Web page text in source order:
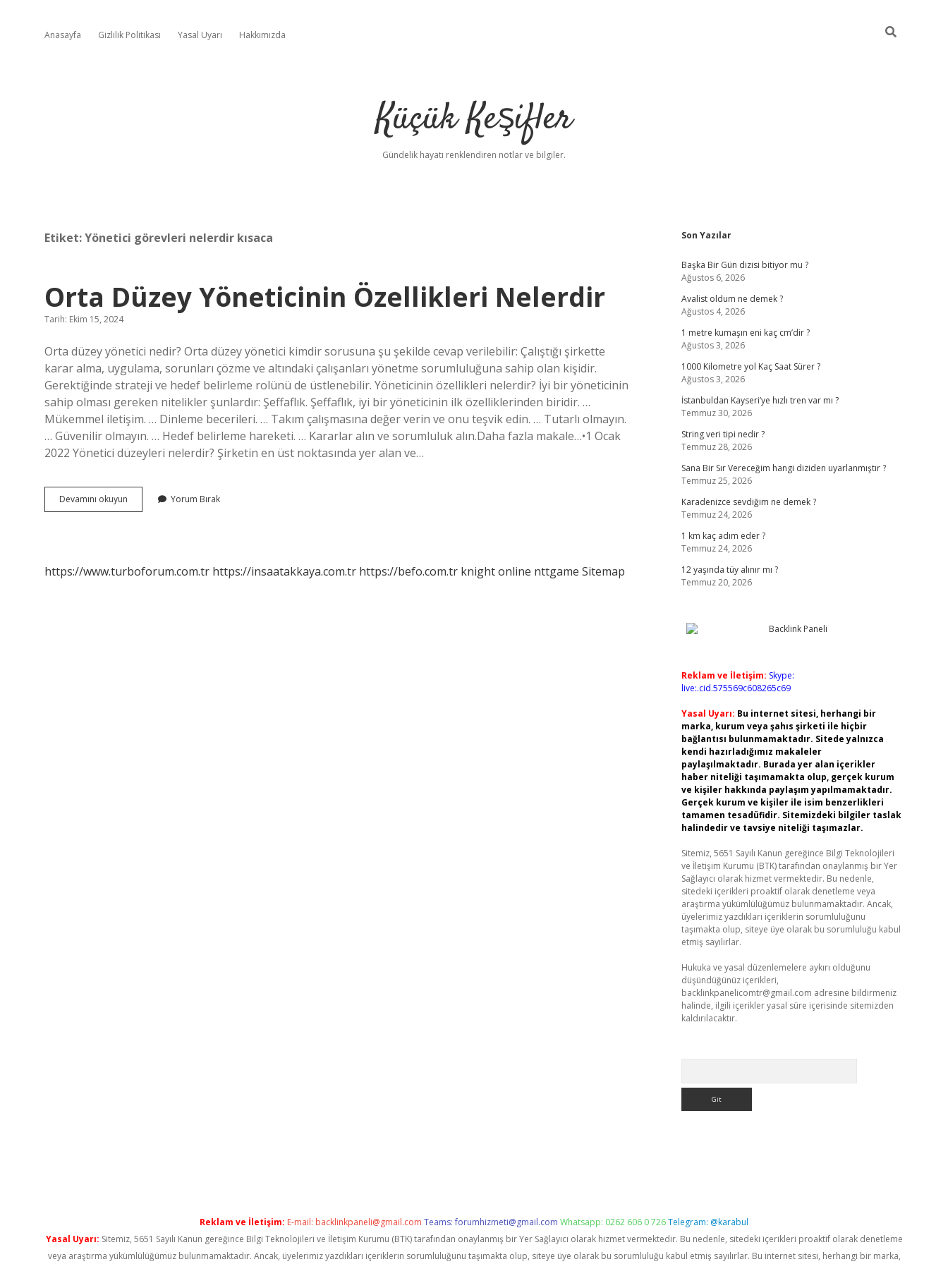
Anasayfa Gizlilik Politikası Yasal Uyarı Hakkımızda
Küçük Keşifler
Gündelik hayatı renklendiren notlar ve bilgiler.
Etiket:Yönetici görevleri nelerdir kısaca
Orta Düzey Yöneticinin Özellikleri Nelerdir
Tarih: Ekim 15, 2024
Orta düzey yönetici nedir? Orta düzey yönetici kimdir sorusuna şu şekilde cevap verilebilir: Çalıştığı şirkette
karar alma, uygulama, sorunları çözme ve altındaki çalışanları yönetme sorumluluğuna sahip olan kişidir.
Gerektiğinde strateji ve hedef belirleme rolünü de üstlenebilir. Yöneticinin özellikleri nelerdir? İyi bir yöneticinin
sahip olması gereken nitelikler şunlardır: Şeffaflık. Şeffaflık, iyi bir yöneticinin ilk özelliklerinden biridir. …
Mükemmel iletişim. … Dinleme becerileri. … Takım çalışmasına değer verin ve onu teşvik edin. … Tutarlı olmayın.
… Güvenilir olmayın. … Hedef belirleme hareketi. … Kararlar alın ve sorumluluk alın.Daha fazla makale…•1 Ocak
2022 Yönetici düzeyleri nelerdir? Şirketin en üst noktasında yer alan ve…
Devamını okuyun
Düzey
Yorum Bırak
https://www.turboforum.com.tr https://insaatakkaya.com.tr https://befo.com.tr knight online nttgame Sitemap
Sidebar
Son Yazılar
Başka Bir Gün dizisi bitiyor mu ?
Ağustos 6, 2026
Avalist oldum ne demek ?
Ağustos 4, 2026
1 metre kumaşın eni kaç cm’dir ?
Ağustos 3, 2026
1000 Kilometre yol Kaç Saat Sürer ?
Ağustos 3, 2026
İstanbuldan Kayseri’ye hızlı tren var mı ?
Temmuz 30, 2026
String veri tipi nedir ?
Temmuz 28, 2026
Sana Bir Sır Vereceğim hangi diziden uyarlanmıştır ?
Temmuz 25, 2026
Karadenizce sevdiğim ne demek ?
Temmuz 24, 2026
1 km kaç adım eder ?
Temmuz 24, 2026
12 yaşında tüy alınır mı ?
Temmuz 20, 2026
Reklam ve İletişim: Skype:
live:.cid.575569c608265c69
Yasal Uyarı: Bu internet sitesi, herhangi bir
marka, kurum veya şahıs şirketi ile hiçbir
bağlantısı bulunmamaktadır. Sitede yalnızca
kendi hazırladığımız makaleler
paylaşılmaktadır. Burada yer alan içerikler
haber niteliği taşımamakta olup, gerçek kurum
ve kişiler hakkında paylaşım yapılmamaktadır.
Gerçek kurum ve kişiler ile isim benzerlikleri
tamamen tesadüfidir. Sitemizdeki bilgiler taslak
halindedir ve tavsiye niteliği taşımazlar.
Sitemiz, 5651 Sayılı Kanun gereğince Bilgi Teknolojileri
ve İletişim Kurumu (BTK) tarafından onaylanmış bir Yer
Sağlayıcı olarak hizmet vermektedir. Bu nedenle,
sitedeki içerikleri proaktif olarak denetleme veya
araştırma yükümlülüğümüz bulunmamaktadır. Ancak,
üyelerimiz yazdıkları içeriklerin sorumluluğunu
taşımakta olup, siteye üye olarak bu sorumluluğu kabul
etmiş sayılırlar.
Hukuka ve yasal düzenlemelere aykırı olduğunu
düşündüğünüz içerikleri,
backlinkpanelicomtr@gmail.com adresine bildirmeniz
halinde, ilgili içerikler yasal süre içerisinde sitemizden
kaldırılacaktır.
Reklam ve İletişim: E-mail: backlinkpaneli@gmail.com Teams:forumhizmeti@gmail.com Whatsapp: 0262 606 0 726Telegram: @karabul
Yasal Uyarı: Sitemiz, 5651 Sayılı Kanun gereğince Bilgi Teknolojileri ve İletişim Kurumu (BTK) tarafından onaylanmış bir Yer Sağlayıcı olarak hizmet vermektedir. Bu nedenle, sitedeki içerikleri proaktif olarak denetleme
veya araştırma yükümlülüğümüz bulunmamaktadır. Ancak, üyelerimiz yazdıkları içeriklerin sorumluluğunu taşımakta olup, siteye üye olarak bu sorumluluğu kabul etmiş sayılırlar. Bu internet sitesi, herhangi bir marka,